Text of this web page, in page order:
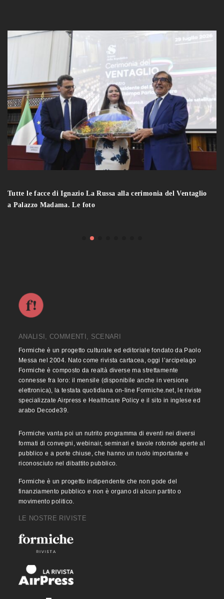
Tutte le facce di Ignazio La Russa alla cerimonia del Ventaglio
a Palazzo Madama. Le foto
ANALISI, COMMENTI, SCENARI
Formiche è un progetto culturale ed editoriale fondato da Paolo
Messa nel 2004. Nato come rivista cartacea, oggi l’arcipelago
Formiche è composto da realtà diverse ma strettamente
connesse fra loro: il mensile (disponibile anche in versione
elettronica), la testata quotidiana on-line Formiche.net, le riviste
specializzate Airpress e Healthcare Policy e il sito in inglese ed
arabo Decode39.
Formiche vanta poi un nutrito programma di eventi nei diversi
formati di convegni, webinair, seminari e tavole rotonde aperte al
pubblico e a porte chiuse, che hanno un ruolo importante e
riconosciuto nel dibattito pubblico.
Formiche è un progetto indipendente che non gode del
finanziamento pubblico e non è organo di alcun partito o
movimento politico.
LE NOSTRE RIVISTE